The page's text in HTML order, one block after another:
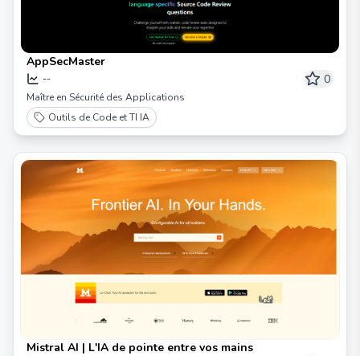
AppSecMaster
-- 0
Maître en Sécurité des Applications
Outils de Code et TI IA
Mistral AI | L'IA de pointe entre vos mains